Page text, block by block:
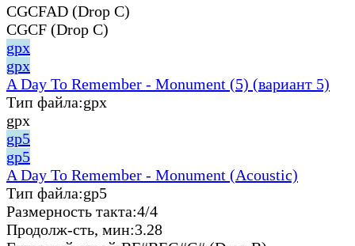
CGCFAD (Drop C)
CGCF (Drop C)
gpx
gpx
A Day To Remember - Monument (5) (вариант 5)
Тип файла:gpx
gpx
gp5
gp5
A Day To Remember - Monument (Acoustic)
Тип файла:gp5
Размерность такта:4/4
Продолж-сть, мин:3.28